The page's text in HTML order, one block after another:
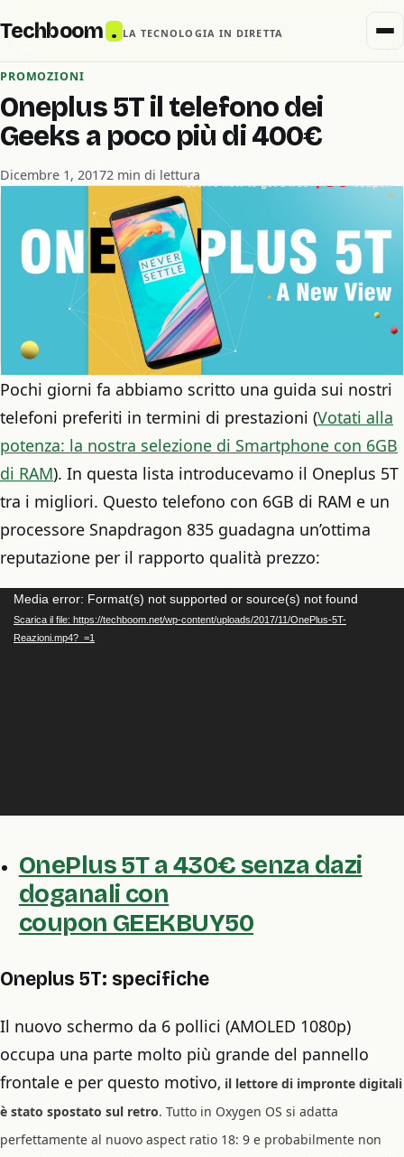
Techboom . LA TECNOLOGIA IN DIRETTA
PROMOZIONI
Oneplus 5T il telefono dei
Geeks a poco più di 400€
Dicembre 1, 20172 min di lettura
Pochi giorni fa abbiamo scritto una guida sui nostri
telefoni preferiti in termini di prestazioni (Votati alla
potenza: la nostra selezione di Smartphone con 6GB
di RAM). In questa lista introducevamo il Oneplus 5T
tra i migliori. Questo telefono con 6GB di RAM e un
processore Snapdragon 835 guadagna un’ottima
reputazione per il rapporto qualità prezzo:
Video
Player
Media error: Format(s) not supported or source(s) not found
Scarica il file: https://techboom.net/wp-content/uploads/2017/11/OnePlus-5T-
Reazioni.mp4?_=1
OnePlus 5T a 430€ senza dazi
doganali con
coupon GEEKBUY50
Oneplus 5T: specifiche
Il nuovo schermo da 6 pollici (AMOLED 1080p)
occupa una parte molto più grande del pannello
frontale e per questo motivo, il lettore di impronte digitali
è stato spostato sul retro. Tutto in Oxygen OS si adatta
perfettamente al nuovo aspect ratio 18: 9 e probabilmente non